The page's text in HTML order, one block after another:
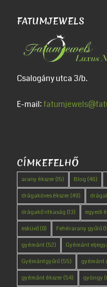
FATUMJEWELS
Csalogány utca 3/b.
E-mail:
CÍMKEFELHŐ
arany ékszer(15) Blog (46)
drágaköves ékszer(49)
drágakő ritkaság (13) egyedi
esküvő(8) Fehérarany gyűrű
gyémánt (52) Gyémánt
Gyémántgyűrű(55) gyémánt
gyémánt ékszer(54) gyöngy